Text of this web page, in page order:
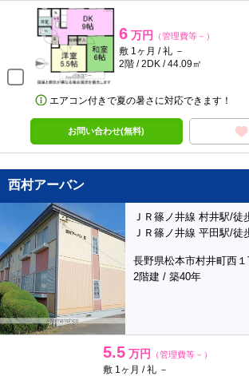
6 万円 （管理費等－）
敷 1ヶ月 / 礼 －
2階 / 2DK / 44.09㎡
エアコン付きで夏の暑さに対応できます！
お問い合わせ(無料)
西村アーバン
ＪＲ篠ノ井線 村井駅/徒
ＪＲ篠ノ井線 平田駅/徒
長野県松本市村井町西１
2階建 / 築40年
5.5 万円 （管理費等－）
敷 1ヶ月 / 礼 －